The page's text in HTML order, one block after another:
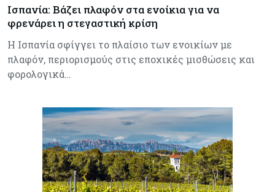
Ισπανία: Βάζει πλαφόν στα ενοίκια για να
φρενάρει η στεγαστική κρίση
Η Ισπανία σφίγγει το πλαίσιο των ενοικίων με
πλαφόν, περιορισμούς στις εποχικές μισθώσεις και
φορολογικά…